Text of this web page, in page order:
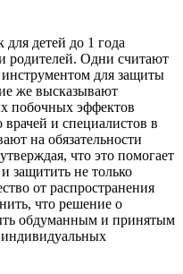
детей до 1 года
родителей. Одни считают
для защиты
же высказывают
побочных эффектов
и специалистов в
на обязательности
что это помогает
защитить не только
от распространения
что решение о
обдуманным и принятым
индивидуальных